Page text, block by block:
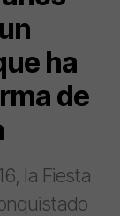
ha
de
la Fiesta